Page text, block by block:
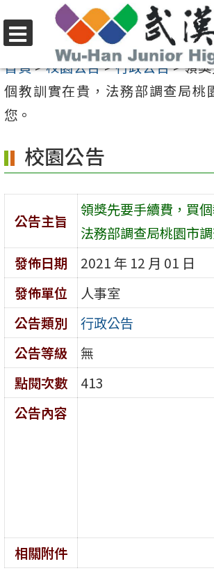
至
要
內
區
選
單
首頁>校園公告>行政公告>領
個教訓實在貴，法務部調查局桃
您。
校園公告
公告主旨
領獎先要手續費，買
法務部調查局桃園市
發佈日期
2021 年 12 月 01 日
發佈單位
人事室
公告類別
行政公告
公告等級
無
點閱次數
413
公告內容
相關附件